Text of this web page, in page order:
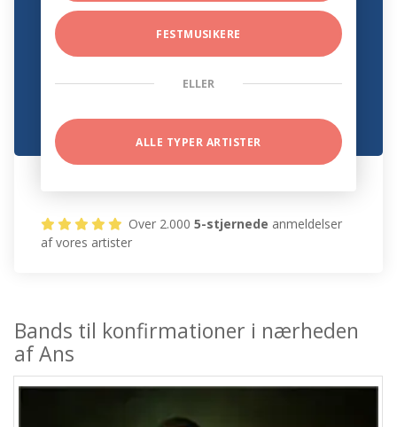
FESTMUSIKERE
ELLER
ALLE TYPER ARTISTER
Over 2.0005-stjernede anmeldelser
af vores artister
Bands til konfirmationer i nærheden
af Ans